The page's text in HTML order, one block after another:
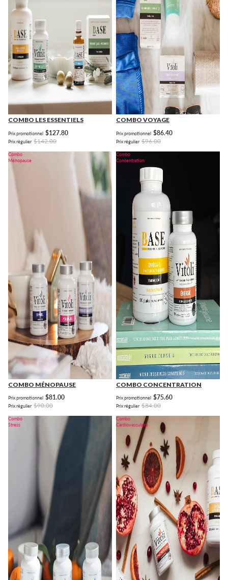
COMBO LES ESSENTIELS
Prix promotionnel $127.80
Prix régulier $142.00
COMBO VOYAGE
Prix promotionnel $86.40
Prix régulier $96.00
Combo
Ménopause
COMBO MÉNOPAUSE
Prix promotionnel $81.00
Prix régulier $90.00
Combo
Concentration
COMBO CONCENTRATION
Prix promotionnel $75.60
Prix régulier $84.00
Combo
Stress
Combo
Cardiovasculaire